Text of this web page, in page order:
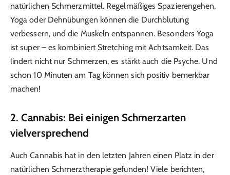
natürlichen Schmerzmittel. Regelmäßiges Spazierengehen,
Yoga oder Dehnübungen können die Durchblutung
verbessern, und die Muskeln entspannen. Besonders Yoga
ist super – es kombiniert Stretching mit Achtsamkeit. Das
lindert nicht nur Schmerzen, es stärkt auch die Psyche. Und
schon 10 Minuten am Tag können sich positiv bemerkbar
machen!
2. Cannabis: Bei einigen Schmerzarten
vielversprechend
Auch Cannabis hat in den letzten Jahren einen Platz in der
natürlichen Schmerztherapie gefunden! Viele berichten,